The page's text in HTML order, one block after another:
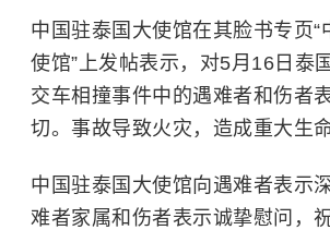
中国驻泰国大使馆在其脸书专页“
使馆”上发帖表示，对5月16日泰
交车相撞事件中的遇难者和伤者
切。事故导致火灾，造成重大生
中国驻泰国大使馆向遇难者表示
难者家属和伤者表示诚挚慰问，